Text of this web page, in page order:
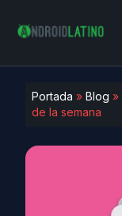
Portada » Blog »
de la semana